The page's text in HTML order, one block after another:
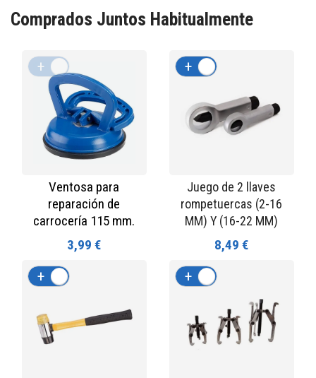
Comprados Juntos Habitualmente
Ventosa para
reparación de
carrocería 115 mm.
3,99 €
+
Juego de 2 llaves
rompetuercas (2-16
MM) Y (16-22 MM)
8,49 €
+
+ +